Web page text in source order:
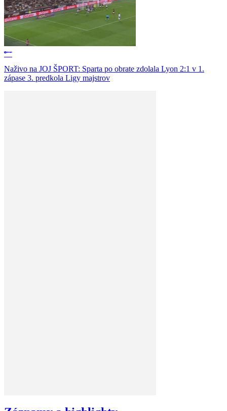
Naživo na JOJ ŠPORT: Sparta po obrate zdolala Lyon 2:1 v 1.
zápase 3. predkola Ligy majstrov